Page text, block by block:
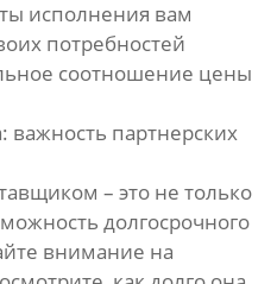
исполнения вам
потребностей
соотношение цены
партнерских
– это не только
долгосрочного
внимание на